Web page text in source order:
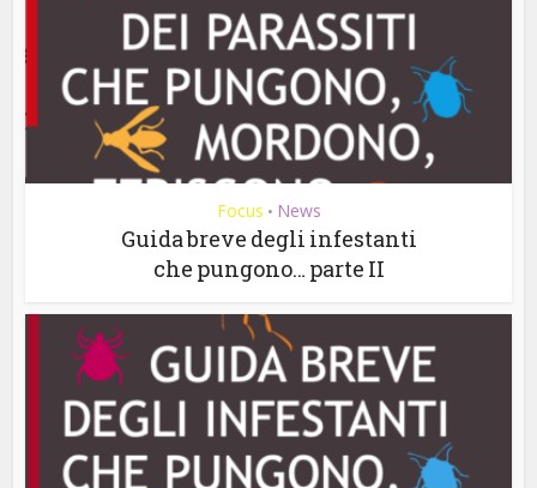
Focus • News
Guida breve degli infestanti
che pungono… parte II